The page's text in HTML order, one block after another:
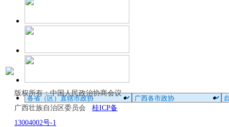
版权所有：中国人民政治协商会议
广西壮族自治区委员会 桂ICP备
13004002号-1